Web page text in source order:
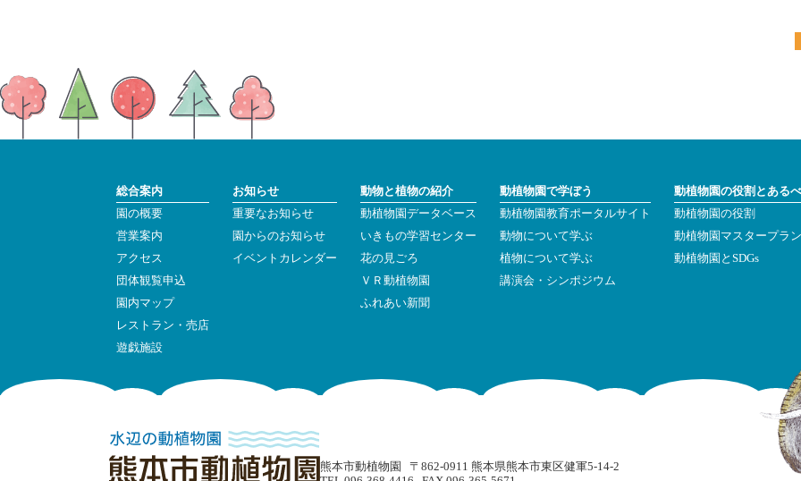
総合案内
園の概要
営業案内
アクセス
団体観覧申込
園内マップ
レストラン・売店
遊戯施設
お知らせ
重要なお知らせ
園からのお知らせ
イベントカレンダー
動物と植物の紹介
動植物園データベース
いきもの学習センター
花の見ごろ
ＶＲ動植物園
ふれあい新聞
動植物園で学ぼう
動植物園教育ポータルサイト
動物について学ぶ
植物について学ぶ
講演会・シンポジウム
動植物園の役割とある
動植物園の役割
動植物園マスタープラン
動植物園とSDGs
熊本市動植物園 〒862-0911 熊本県熊本市東区健軍5-14-2